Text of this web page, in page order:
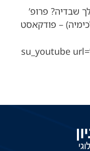
שבדיה? פרופ’
– פודקאסט
[su_youtube